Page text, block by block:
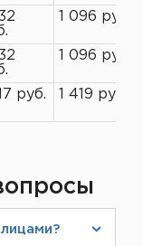
1 096 руб.
1 096 руб.
руб. 1 419 руб.